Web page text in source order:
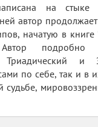
на
автор
начатую в книге
Автор подробно
Триадический и
по себе, так и в
судьбе,